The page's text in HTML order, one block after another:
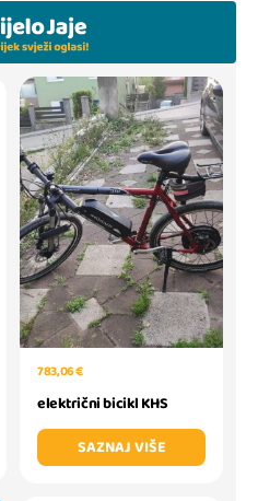
783,06 €
električni bicikl KHS
SAZNAJ VIŠE